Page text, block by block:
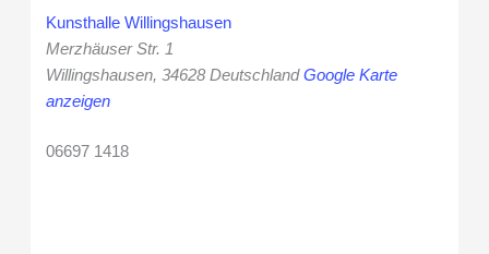
Kunsthalle Willingshausen
Merzhäuser Str. 1
Willingshausen, 34628 Deutschland Google Karte
anzeigen
06697 1418